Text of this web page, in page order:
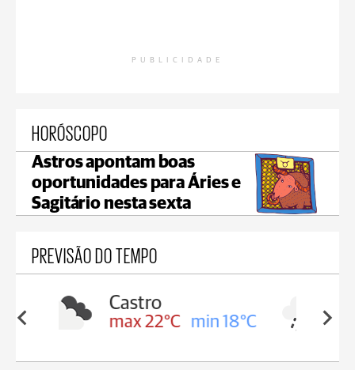
PUBLICIDADE
HORÓSCOPO
Astros apontam boas
oportunidades para Áries e
Sagitário nesta sexta
PREVISÃO DO TEMPO
18°C
Carambeí
max 21°C min 18°C